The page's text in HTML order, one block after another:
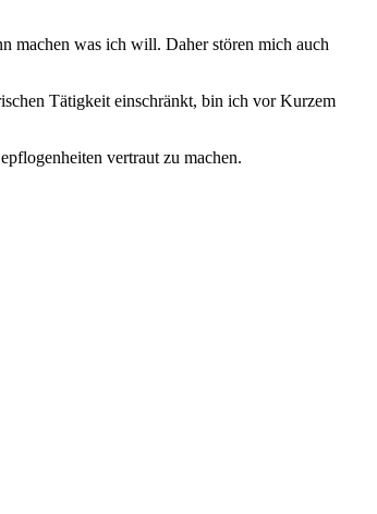
machen was ich will. Daher stören mich auch
Tätigkeit einschränkt, bin ich vor Kurzem
vertraut zu machen.